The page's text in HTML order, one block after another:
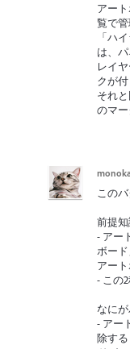
アー
覧で管
「ハ
は、
レイ
クが付
それ
のマー
この
前提
- アー
ボー
アー
- この
なに
- アー
除す